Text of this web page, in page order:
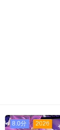
8.0分 2026